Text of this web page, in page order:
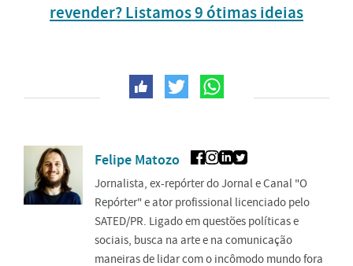
revender? Listamos 9 ótimas ideias
Felipe Matozo
Jornalista, ex-repórter do Jornal e Canal "O
Repórter" e ator profissional licenciado pelo
SATED/PR. Ligado em questões políticas e
sociais, busca na arte e na comunicação
maneiras de lidar com o incômodo mundo fora